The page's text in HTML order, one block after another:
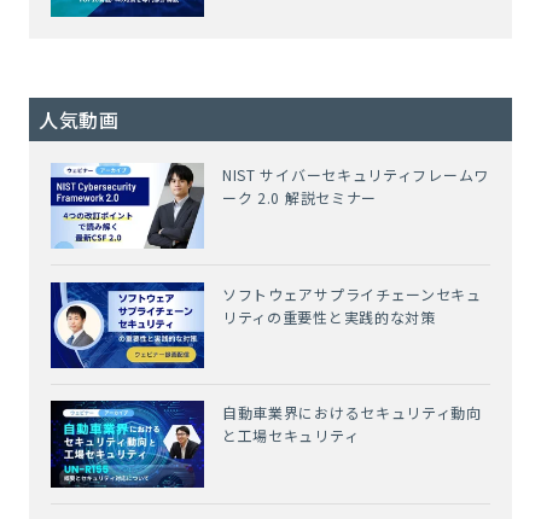
人気動画
NIST サイバーセキュリティフレームワ
ーク 2.0 解説セミナー
ソフトウェアサプライチェーンセキュ
リティの重要性と実践的な対策
自動車業界におけるセキュリティ動向
と工場セキュリティ